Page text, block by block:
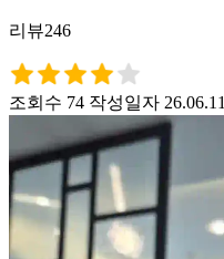
리뷰246
조회수 74 작성일자 26.06.11